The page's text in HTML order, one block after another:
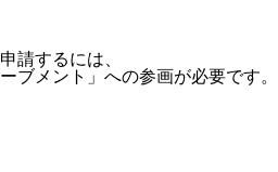
請するには、
ブメント」への参画が必要です。